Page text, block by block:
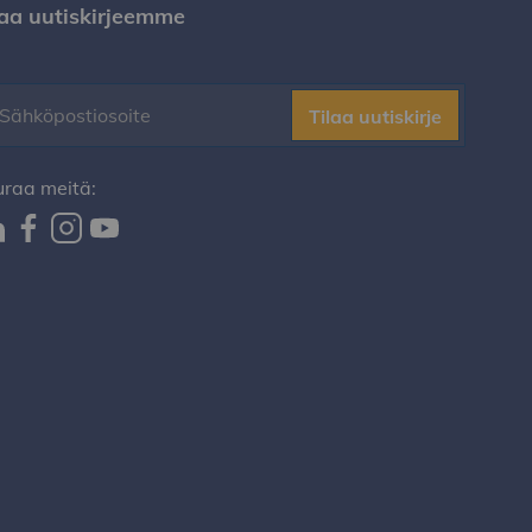
uutiskirjeemme
Tilaa uutiskirje
meitä: